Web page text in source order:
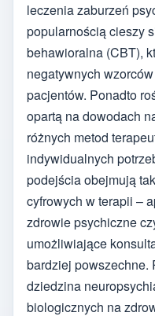
leczenia zaburzeń
popularnością cieszy
behawioralna (CBT),
negatywnych
pacjentów. Ponadto
opartą na dowodach
różnych metod
indywidualnych
podejścia obejmują
cyfrowych w terapii –
zdrowie psychiczne
umożliwiające
bardziej
dziedzina
biologicznych na